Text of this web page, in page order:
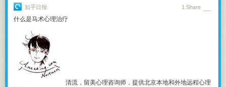
选民也厌倦了。现在横空出世的共和党候选人川普却不按常理出牌，以性
吃。但那一刻我感觉她身上充满了人性的光辉。
不过机器人并非就不能创新。机器人可以用组合、进化、甚至穷举的方法
创造一系列新东西，一一比较性能，再选拔其中有价值的推出来。这不需
要奇思妙想，这是纯暴力破解。在工业材料和制药业中，这种创新方式非
常常见。这个，人比不了。
知乎日报 1 Share
什么是马术心理治疗
清流， 留美心理咨询师，提供北京本地和外地远程心理